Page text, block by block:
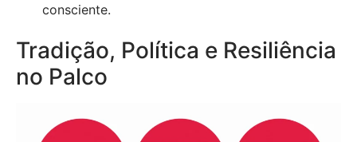
consciente.
Tradição, Política e Resiliência
no Palco